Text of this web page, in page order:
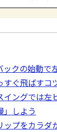
ックの始動で
すぐ飛ばすコ
イングでは左
」しよう
ップをカラダ